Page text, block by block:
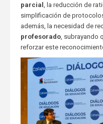
parcial
, la reducción de
simplificación de
además, la necesidad de
profesorado, subrayando
reforzar este